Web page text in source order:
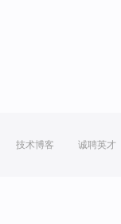
技术博客 诚聘英才